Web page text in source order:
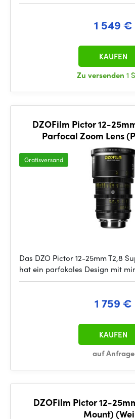
1 549 €
Zu versenden 1
KAUFEN
DZOFilm Pictor 12-
Parfocal Zoom Lens
Gratisversand
Das DZO Pictor 12-25mm T2,8
hat ein parfokales Design mit
1 759 €
auf Anfrage
KAUFEN
DZOFilm Pictor 12-
Mount)